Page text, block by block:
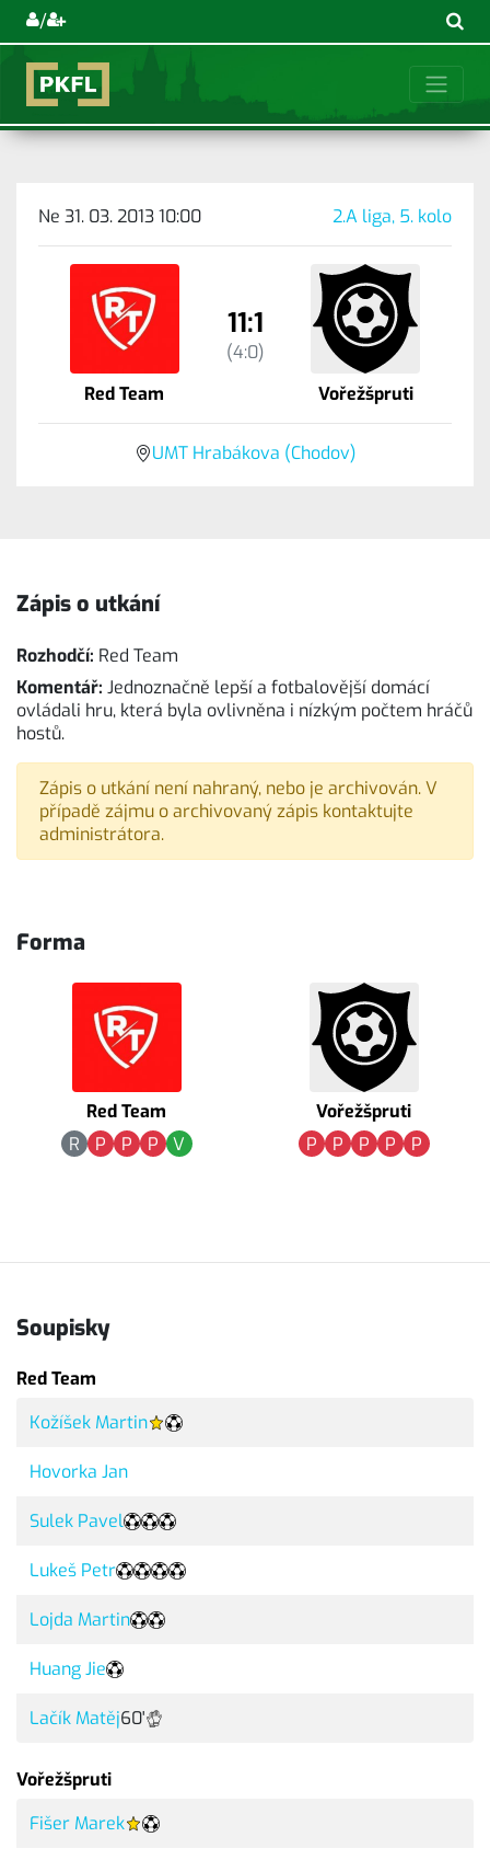
/
Ne 31. 03. 2013 10:00 2.A liga, 5. kolo
Red Team
11:1
(4:0)
Vořežšpruti
UMT Hrabákova (Chodov)
Zápis o utkání
Rozhodčí: Red Team
Komentář: Jednoznačně lepší a fotbalovější domácí
ovládali hru, která byla ovlivněna i nízkým počtem hráčů
hostů.
Zápis o utkání není nahraný, nebo je archivován. V
případě zájmu o archivovaný zápis kontaktujte
administrátora.
Forma
Red Team
R
P P P V
Vořežšpruti
P
P P P P
Soupisky
Red Team
Kožíšek Martin
Hovorka Jan
Sulek Pavel
Lukeš Petr
Lojda Martin
Huang Jie
Lačík Matěj60'
Vořežšpruti
Fišer Marek